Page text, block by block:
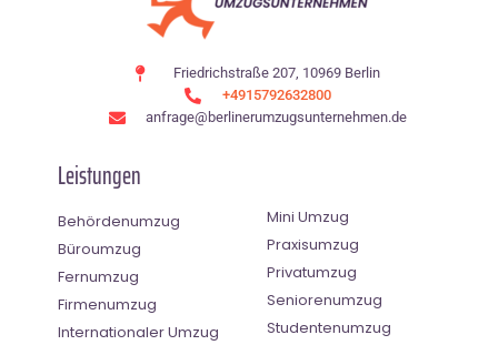
Friedrichstraße 207, 10969 Berlin
+4915792632800
anfrage@berlinerumzugsunternehmen.de
Leistungen
Behördenumzug
Büroumzug
Fernumzug
Firmenumzug
Internationaler Umzug
Mini Umzug
Praxisumzug
Privatumzug
Seniorenumzug
Studentenumzug